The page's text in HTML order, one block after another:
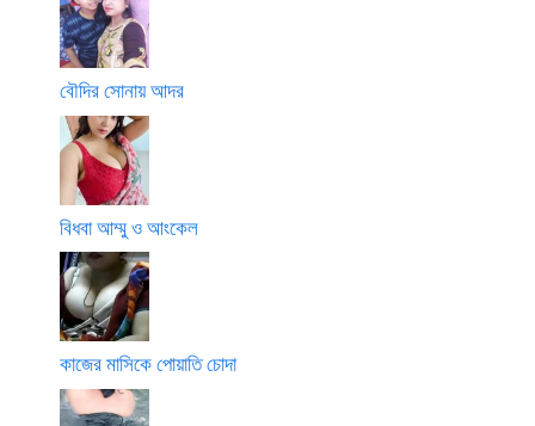
বৌদির সোনায় আদর
বিধবা আম্মু ও আংকেল
কাজের মাসিকে পোয়াতি চোদা